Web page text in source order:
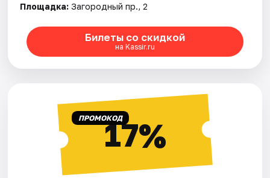
Площадка: Загородный пр., 2
Билеты со скидкой
на Kassir.ru
ПРОМОКОД17%